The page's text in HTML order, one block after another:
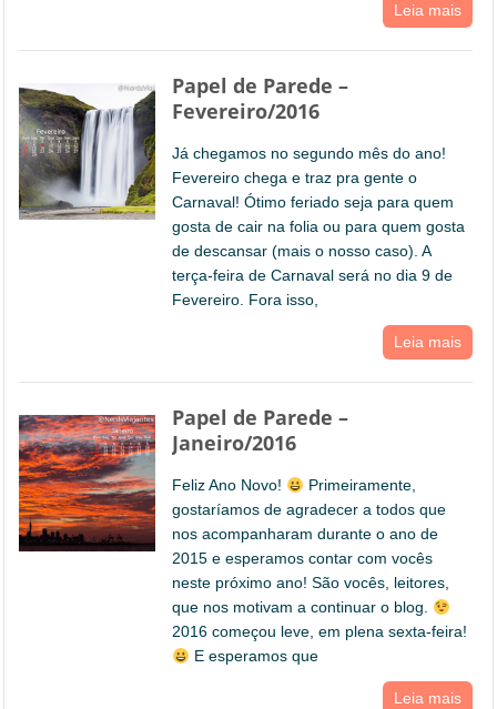
Leia mais
Papel de Parede –
Fevereiro/2016
Já chegamos no segundo mês do ano!
Fevereiro chega e traz pra gente o
Carnaval! Ótimo feriado seja para quem
gosta de cair na folia ou para quem gosta
de descansar (mais o nosso caso). A
terça-feira de Carnaval será no dia 9 de
Fevereiro. Fora isso,
Leia mais
Papel de Parede –
Janeiro/2016
Feliz Ano Novo!
Primeiramente,
gostaríamos de agradecer a todos que
nos acompanharam durante o ano de
2015 e esperamos contar com vocês
neste próximo ano! São vocês, leitores,
que nos motivam a continuar o blog.
2016 começou leve, em plena sexta-feira!
E esperamos que
Leia mais